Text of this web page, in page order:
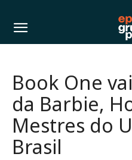
Book One
da Barbie,
Mestres do
Brasil